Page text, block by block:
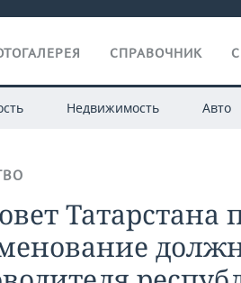
СПРАВОЧНИК
Недвижимость Авто